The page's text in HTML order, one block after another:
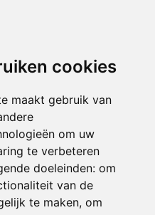
cookies
maakt gebruik van
om uw
te verbeteren
doeleinden: om
van de
te maken, om
en activiteiten op
aan voor de Nieuwsbrief.
*Verplicht veld